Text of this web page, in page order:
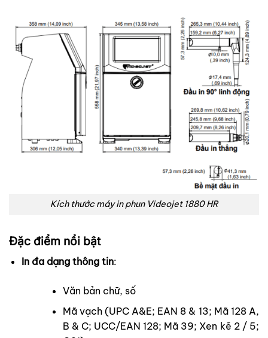
Kích thước máy in phun Videojet 1880 HR
Đặc điểm nổi bật
In đa dạng thông tin:
Văn bản chữ, số
Mã vạch (UPC A&E; EAN 8 & 13; Mã 128 A,
B & C; UCC/EAN 128; Mã 39; Xen kẽ 2 / 5;